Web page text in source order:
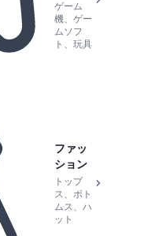
ゲーム
機、ゲー
ムソフ
ト、玩具
ファッ
ション
トップ
ス、ボト
ムス、ハ
ット